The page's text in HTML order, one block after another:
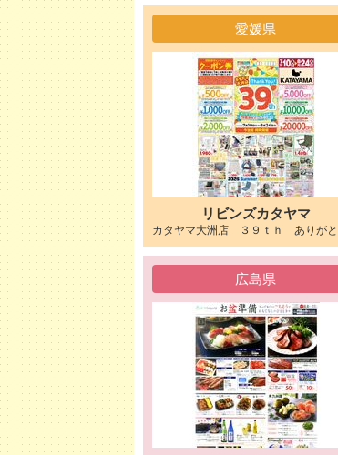
愛媛県
リビンズカタヤマ
広島県